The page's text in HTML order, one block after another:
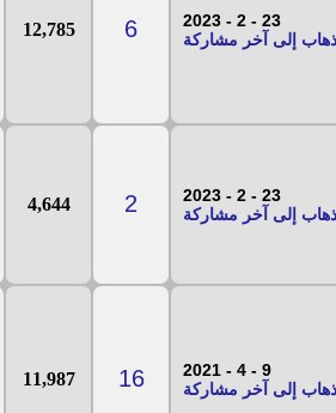
23 - 2 - 2023
6
12,785
23 - 2 - 2023
2
4,644
9 - 4 - 2021
16
11,987